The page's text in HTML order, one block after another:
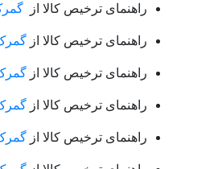
راهنمای ترخیص کالا از
راهنمای ترخیص کالا از
راهنمای ترخیص کالا از
راهنمای ترخیص کالا از
راهنمای ترخیص کالا از